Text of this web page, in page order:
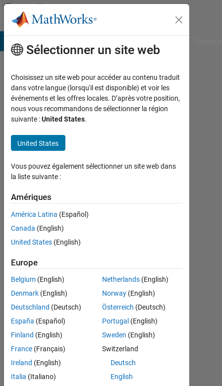
Passer au contenu
Community
Profile
JUNY
Last
seen:
plus
de 2
ans il
|
Actif
2023
Followers:
0
Statistiques
Sélectionner un site web
Choisissez un site web pour accéder au contenu traduit
dans votre langue (lorsqu'il est disponible) et voir les
événements et les offres locales. D’après votre position,
nous vous recommandons de sélectionner la région
suivante :United States.
United States
Vous pouvez également sélectionner un site web dans
la liste suivante :
Amériques
América Latina (Español)
Canada (English)
United States (English)
Europe
Belgium (English)
Denmark (English)
Deutschland (Deutsch)
España (Español)
Finland (English)
France (Français)
Ireland (English)
Italia (Italiano)
Netherlands(English)
Norway(English)
Österreich (Deutsch)
Portugal (English)
Sweden (English)
Switzerland
Deutsch
English